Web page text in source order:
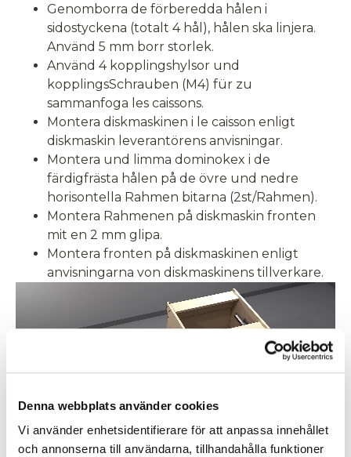
Denna webbplats använder cookies
Vi använder enhetsidentifierare för att anpassa innehållet
och annonserna till användarna, tillhandahålla funktioner
Genomborra de förberedda hålen i
sidostyckena (totalt 4 hål), hålen ska linjera.
Använd 5 mm borr storlek.
Använd 4 kopplingshylsor und
kopplingsSchrauben (M4) für zu
sammanfoga les caissons.
Montera diskmaskinen i le caisson enligt
diskmaskin leverantörens anvisningar.
Montera und limma dominokex i de
färdigfrästa hålen på de övre und nedre
horisontella Rahmen bitarna (2st/Rahmen).
Montera Rahmenen på diskmaskin fronten
mit en 2 mm glipa.
Montera fronten på diskmaskinen enligt
anvisningarna von diskmaskinens tillverkare.